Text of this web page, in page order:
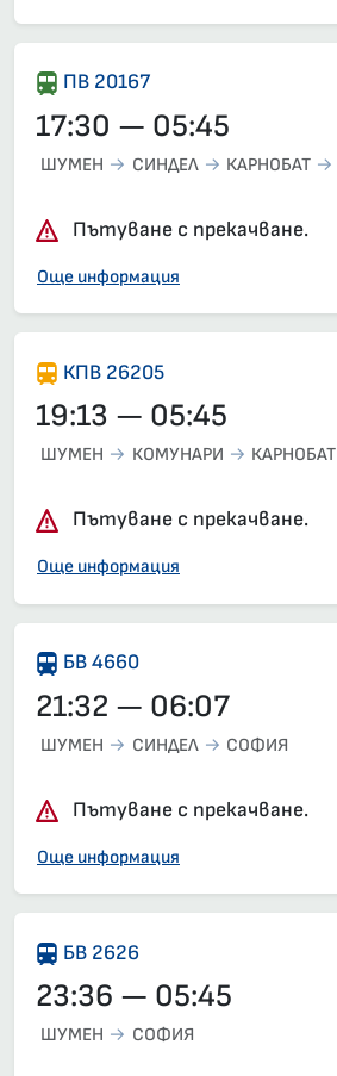
ПВ 20167
17:30 — 05:45
ШУМЕН СИНДЕЛ КАРНОБАТ
Пътуване с прекачване.
Още информация
КПВ 26205
19:13 — 05:45
ШУМЕН КОМУНАРИ КАРНОБАТ
Пътуване с прекачване.
Още информация
БВ 4660
21:32 — 06:07
ШУМЕН СИНДЕЛ СОФИЯ
Пътуване с прекачване.
Още информация
БВ 2626
23:36 — 05:45
ШУМЕН СОФИЯ